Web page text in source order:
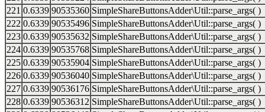
221 0.6339 90535360 SimpleShareButtonsAdder\Util::parse_args( )
222 0.6339 90535496 SimpleShareButtonsAdder\Util::parse_args( )
223 0.6339 90535632 SimpleShareButtonsAdder\Util::parse_args( )
224 0.6339 90535768 SimpleShareButtonsAdder\Util::parse_args( )
225 0.6339 90535904 SimpleShareButtonsAdder\Util::parse_args( )
226 0.6339 90536040 SimpleShareButtonsAdder\Util::parse_args( )
227 0.6339 90536176 SimpleShareButtonsAdder\Util::parse_args( )
228 0.6339 90536312 SimpleShareButtonsAdder\Util::parse_args( )